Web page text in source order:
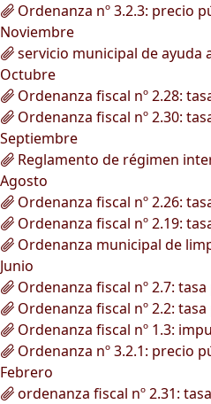
Ordenanza nº 3.2.3: precio
Noviembre
servicio municipal de ayuda
Octubre
Ordenanza fiscal nº 2.28:
Ordenanza fiscal nº 2.30:
Septiembre
Reglamento de régimen
Agosto
Ordenanza fiscal nº 2.26:
Ordenanza fiscal nº 2.19:
Ordenanza municipal de
Junio
Ordenanza fiscal nº 2.7:
Ordenanza fiscal nº 2.2:
Ordenanza fiscal nº 1.3:
Ordenanza nº 3.2.1: precio
Febrero
ordenanza fiscal nº 2.31: